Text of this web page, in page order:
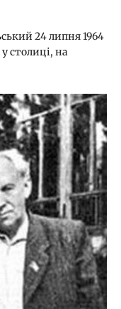
24 липня 1964
столиці, на